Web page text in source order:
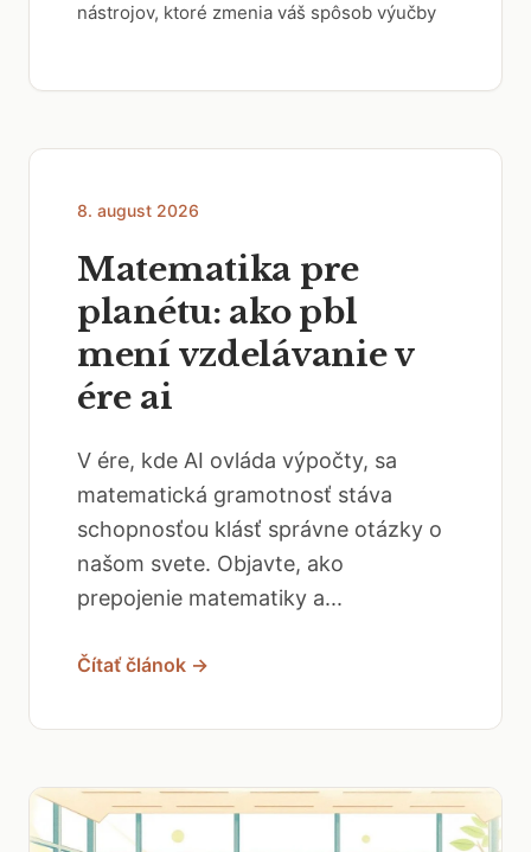
nástrojov, ktoré zmenia váš spôsob výučby
8. august 2026
Matematika pre
planétu: ako pbl
mení vzdelávanie v
ére ai
V ére, kde AI ovláda výpočty, sa
matematická gramotnosť stáva
schopnosťou klásť správne otázky o
našom svete. Objavte, ako
prepojenie matematiky a...
Čítať článok →